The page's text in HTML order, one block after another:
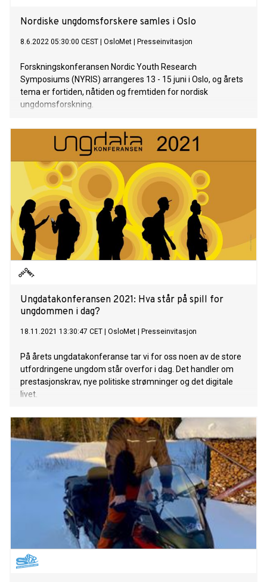
Nordiske ungdomsforskere samles i Oslo
8.6.2022 05:30:00 CEST OsloMet Presseinvitasjon
Forskningskonferansen Nordic Youth Research
Symposiums (NYRIS) arrangeres 13 - 15 juni i Oslo, og årets
tema er fortiden, nåtiden og fremtiden for nordisk
ungdomsforskning.
Ungdatakonferansen 2021: Hva står på spill for
ungdommen i dag?
18.11.2021 13:30:47 CET OsloMet Presseinvitasjon
På årets ungdatakonferanse tar vi for oss noen av de store
utfordringene ungdom står overfor i dag. Det handler om
prestasjonskrav, nye politiske strømninger og det digitale
livet.